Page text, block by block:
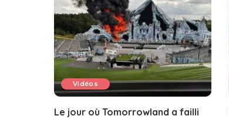
Vidéos
Le jour où Tomorrowland a failli